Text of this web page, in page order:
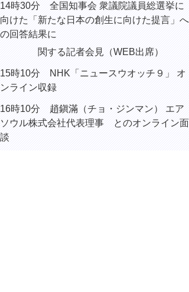
14時30分 全国知事会 衆議院議員総選挙に
向けた「新たな日本の創生に向けた提言」へ
の回答結果に
関する記者会見（WEB出席）
15時10分 NHK「ニュースウオッチ９」 オ
ンライン収録
16時10分 趙鎭滿（チョ・ジンマン） エア
ソウル株式会社代表理事 とのオンライン面
談